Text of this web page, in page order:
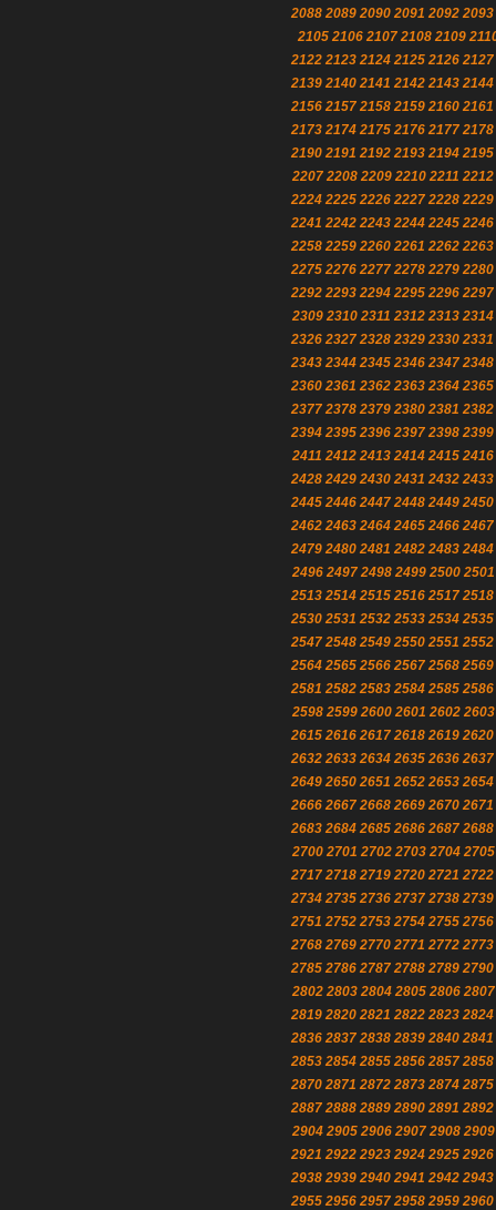
2088 2089 2090 2091 2092 2093
2105 2106 2107 2108 2109
2122 2123 2124 2125 2126 2127
2139 2140 2141 2142 2143 2144
2156 2157 2158 2159 2160 2161
2173 2174 2175 2176 2177 2178
2190 2191 2192 2193 2194 2195
2207 2208 2209 2210 2211 2212
2224 2225 2226 2227 2228 2229
2241 2242 2243 2244 2245 2246
2258 2259 2260 2261 2262 2263
2275 2276 2277 2278 2279 2280
2292 2293 2294 2295 2296 2297
2309 2310 2311 2312 2313 2314
2326 2327 2328 2329 2330 2331
2343 2344 2345 2346 2347 2348
2360 2361 2362 2363 2364 2365
2377 2378 2379 2380 2381 2382
2394 2395 2396 2397 2398 2399
2411 2412 2413 2414 2415 2416
2428 2429 2430 2431 2432 2433
2445 2446 2447 2448 2449 2450
2462 2463 2464 2465 2466 2467
2479 2480 2481 2482 2483 2484
2496 2497 2498 2499 2500 2501
2513 2514 2515 2516 2517 2518
2530 2531 2532 2533 2534 2535
2547 2548 2549 2550 2551 2552
2564 2565 2566 2567 2568 2569
2581 2582 2583 2584 2585 2586
2598 2599 2600 2601 2602 2603
2615 2616 2617 2618 2619 2620
2632 2633 2634 2635 2636 2637
2649 2650 2651 2652 2653 2654
2666 2667 2668 2669 2670 2671
2683 2684 2685 2686 2687 2688
2700 2701 2702 2703 2704 2705
2717 2718 2719 2720 2721 2722
2734 2735 2736 2737 2738 2739
2751 2752 2753 2754 2755 2756
2768 2769 2770 2771 2772 2773
2785 2786 2787 2788 2789 2790
2802 2803 2804 2805 2806 2807
2819 2820 2821 2822 2823 2824
2836 2837 2838 2839 2840 2841
2853 2854 2855 2856 2857 2858
2870 2871 2872 2873 2874 2875
2887 2888 2889 2890 2891 2892
2904 2905 2906 2907 2908 2909
2921 2922 2923 2924 2925 2926
2938 2939 2940 2941 2942 2943
2955 2956 2957 2958 2959 2960